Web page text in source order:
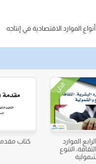
الموارد الاقتصادية في إنتاجه
الحل
الموارد
التنوع
كتاب